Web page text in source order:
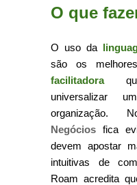
O que
O uso da
são os
facilitadoraque
universalizar
organização.
Negócios fica
devem apostar
intuitivas de
Roam acredita